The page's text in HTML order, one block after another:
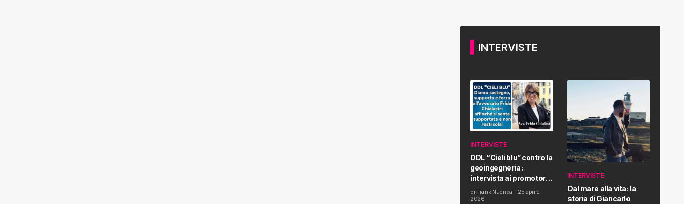
INTERVISTE
INTERVISTE
DDL “Cieli blu” contro la
geoingegneria :
intervista ai promotori
della tematica e della
Proposta di Legge
di Frank Nuenda - 25 aprile
2026
INTERVISTE
Dal mare alla vita: la
storia di Giancarlo